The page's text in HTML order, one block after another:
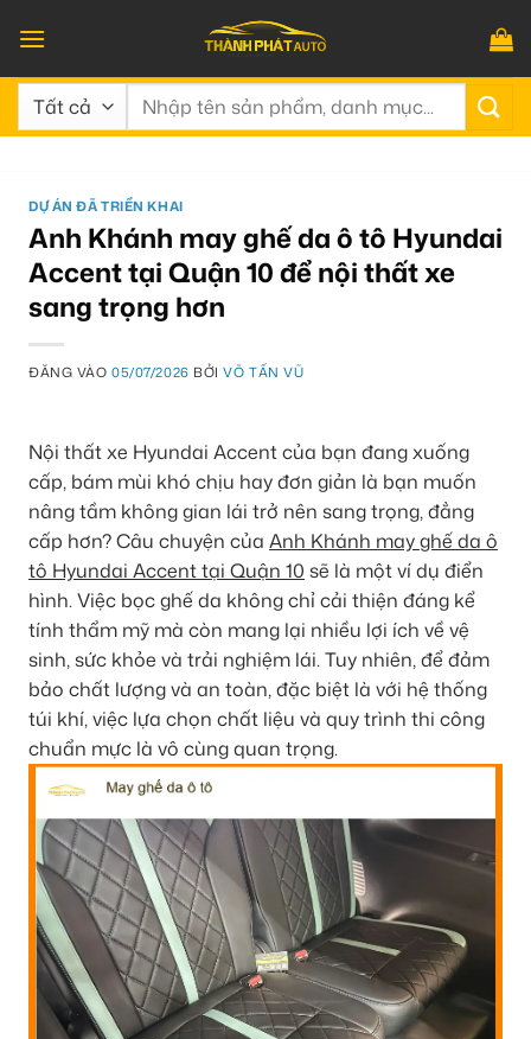
qua
nội
dung
Tìm
DỰ ÁN ĐÃ TRIỂN KHAI
Anh Khánh may ghế da ô tô Hyundai
Accent tại Quận 10 để nội thất xe
sang trọng hơn
ĐĂNG VÀO05/07/2026 BỞIVÕ TẤN VŨ
Nội thất xe Hyundai Accent của bạn đang xuống
cấp, bám mùi khó chịu hay đơn giản là bạn muốn
nâng tầm không gian lái trở nên sang trọng, đẳng
cấp hơn? Câu chuyện của Anh Khánh may ghế da ô
tô Hyundai Accent tại Quận 10 sẽ là một ví dụ điển
hình. Việc bọc ghế da không chỉ cải thiện đáng kể
tính thẩm mỹ mà còn mang lại nhiều lợi ích về vệ
sinh, sức khỏe và trải nghiệm lái. Tuy nhiên, để đảm
bảo chất lượng và an toàn, đặc biệt là với hệ thống
túi khí, việc lựa chọn chất liệu và quy trình thi công
chuẩn mực là vô cùng quan trọng.